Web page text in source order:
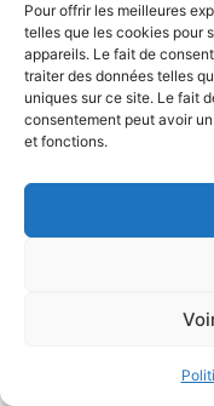
Pour offrir les meilleures
telles que les cookies pour
appareils. Le fait de
traiter des données telles
uniques sur ce site. Le fait
consentement peut avoir
et fonctions.
et
soutenez
un
journal
100 %
libre,
subvention